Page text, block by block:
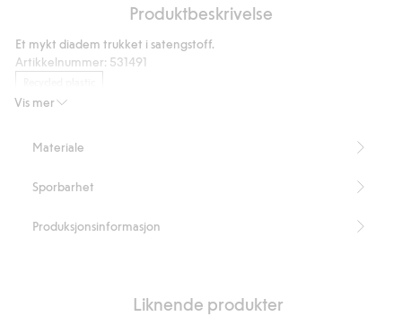
6
stemmer
Produktbeskrivelse
Vis mer
Et mykt diadem trukket i satengstoff.
Artikkelnummer: 531491
Materiale
Sporbarhet
Produksjonsinformasjon
Liknende produkter